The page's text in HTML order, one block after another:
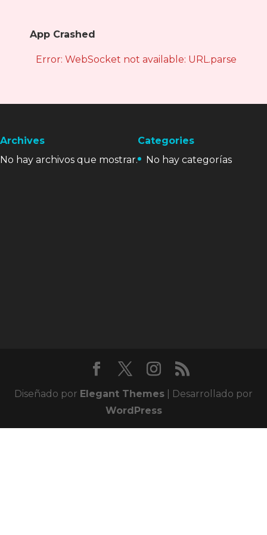
App Crashed
Error: WebSocket not available: URL.parse is
Archives
No hay archivos que mostrar.
Categories
No hay categorías
Diseñado por Elegant Themes | Desarrollado por
WordPress